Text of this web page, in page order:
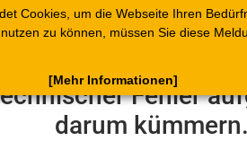
Cookies, um die Webseite Ihren
zu können, müssen Sie diese
[Mehr Informationen]
Produkte Blätterkataloge Belege
Fehler
darum